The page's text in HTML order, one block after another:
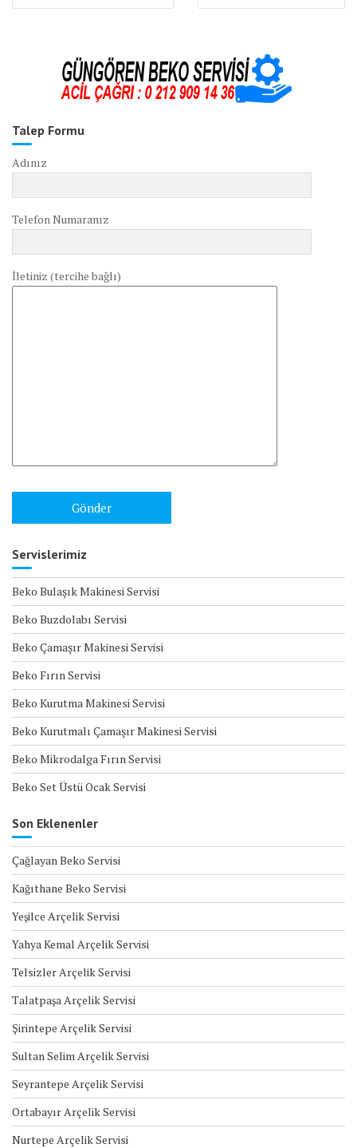
Talep Formu
Adınız
Telefon Numaranız
İletiniz (tercihe bağlı)
Servislerimiz
Beko Bulaşık Makinesi Servisi
Beko Buzdolabı Servisi
Beko Çamaşır Makinesi Servisi
Beko Fırın Servisi
Beko Kurutma Makinesi Servisi
Beko Kurutmalı Çamaşır Makinesi Servisi
Beko Mikrodalga Fırın Servisi
Beko Set Üstü Ocak Servisi
Son Eklenenler
Çağlayan Beko Servisi
Kağıthane Beko Servisi
Yeşilce Arçelik Servisi
Yahya Kemal Arçelik Servisi
Telsizler Arçelik Servisi
Talatpaşa Arçelik Servisi
Şirintepe Arçelik Servisi
Sultan Selim Arçelik Servisi
Seyrantepe Arçelik Servisi
Ortabayır Arçelik Servisi
Nurtepe Arçelik Servisi